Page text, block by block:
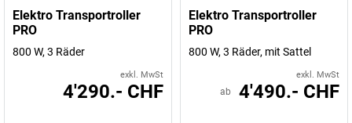
Elektro Transportroller
PRO
800 W, 3 Räder
exkl. MwSt
4'290.- CHF
Elektro Transportroller
PRO
800 W, 3 Räder, mit Sattel
exkl. MwSt
ab 4'490.- CHF